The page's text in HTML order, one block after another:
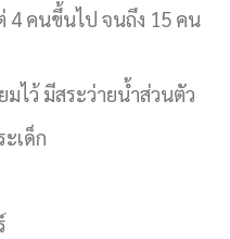
4 คนขึ้นไป จนถึง 15 คน
ไว้ มีสระว่ายน้ำส่วนตัว
เด็ก